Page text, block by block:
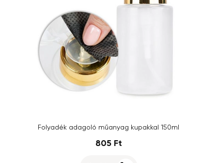
Folyadék adagoló műanyag kupakkal 150ml
805 Ft